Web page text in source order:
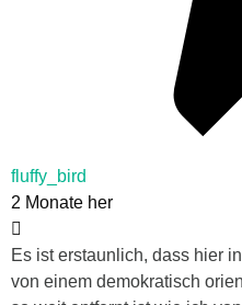
fluffy_bird
2 Monate her
Es ist erstaunlich, dass hier
von einem demokratisch